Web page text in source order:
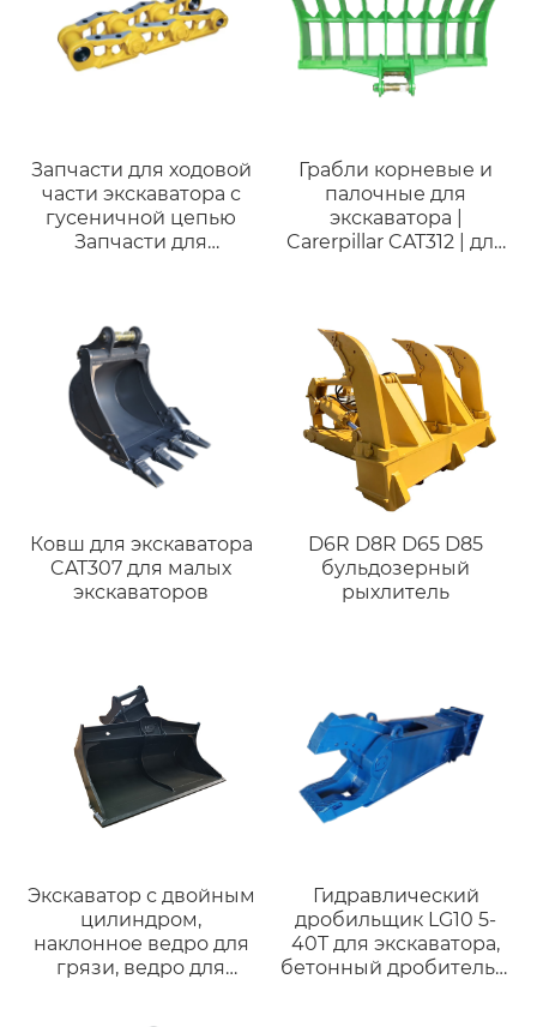
Запчасти для ходовой
части экскаватора с
гусеничной цепью
Запчасти для
для KOMATSU PC200-5
PC200-6 20Y-32-00013
45 ЗВЕНЬЕВ
Грабли корневые и
палочные для
экскаватора |
Carerpillar CAT312 | для
Ковш для экскаватора
CAT307 для малых
экскаваторов
D6R D8R D65 D85
бульдозерный
рыхлитель
Экскаватор с двойным
цилиндром,
наклонное ведро для
грязи, ведро для
Гидравлический
дробильщик LG10 5-
40T для экскаватора,
бетонный дробитель с